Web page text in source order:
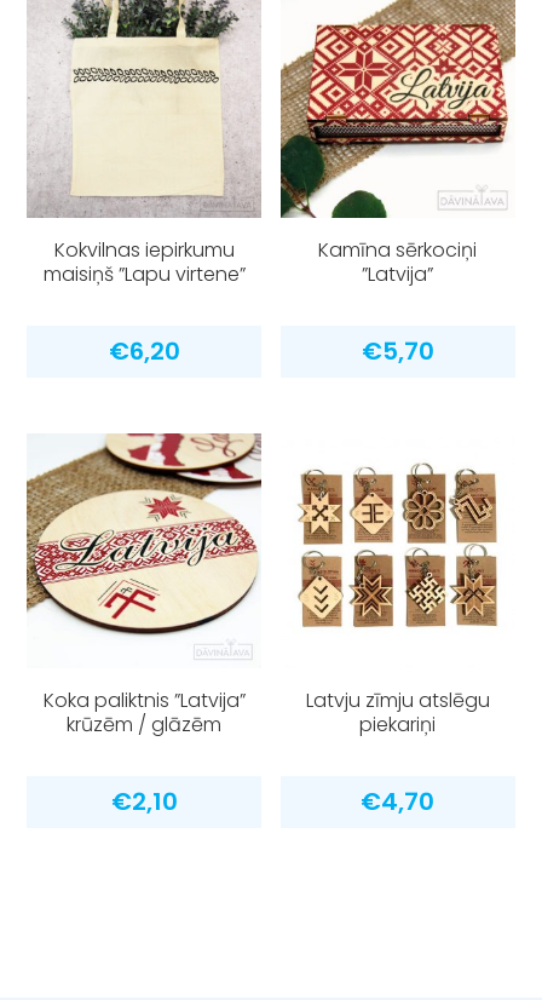
Kokvilnas iepirkumu
maisiņš ”Lapu virtene”
€6,20
Kamīna sērkociņi
”Latvija”
€5,70
Koka paliktnis ”Latvija”
krūzēm / glāzēm
€2,10
Latvju zīmju atslēgu
piekariņi
€4,70